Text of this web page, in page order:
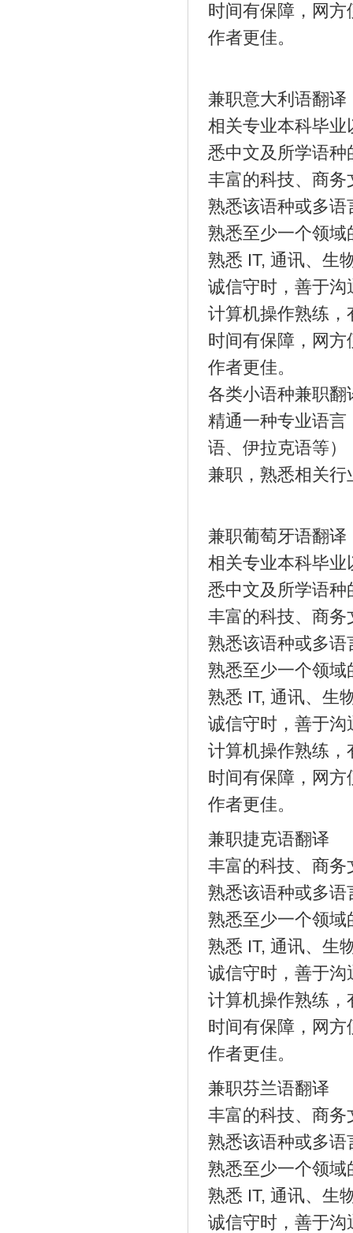
时间有保障，网
作者更佳。
兼职意大利语翻译
相关专业本科毕
悉中文及所学语种
丰富的科技、商务
熟悉该语种或多
熟悉至少一个领域
熟悉 IT, 通讯、生
诚信守时，善于
计算机操作熟练，
时间有保障，网
作者更佳。
各类小语种兼职翻
精通一种专业语
语、伊拉克语等
兼职，熟悉相关行
兼职葡萄牙语翻译
相关专业本科毕
悉中文及所学语种
丰富的科技、商务
熟悉该语种或多
熟悉至少一个领域
熟悉 IT, 通讯、生
诚信守时，善于
计算机操作熟练，
时间有保障，网
作者更佳。
兼职捷克语翻译
丰富的科技、商务
熟悉该语种或多
熟悉至少一个领域
熟悉 IT, 通讯、生
诚信守时，善于
计算机操作熟练，
时间有保障，网
作者更佳。
兼职芬兰语翻译
丰富的科技、商务
熟悉该语种或多
熟悉至少一个领域
熟悉 IT, 通讯、生
诚信守时，善于